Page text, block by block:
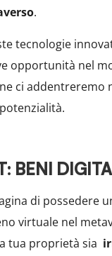
.
tecnologie
opportunità nel
ci addentreremo
BENI
di possedere
virtuale nel
tua proprietà sia